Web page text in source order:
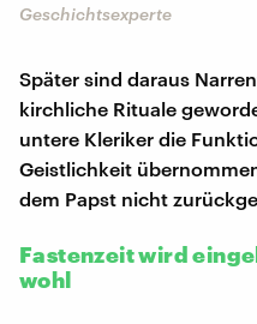
Geschichtsexperte
Später sind daraus
kirchliche Rituale
untere Kleriker die
Geistlichkeit
dem Papst nicht
Fastenzeit wird
wohl